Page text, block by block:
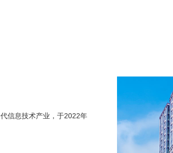
信息技术产业，于2022年